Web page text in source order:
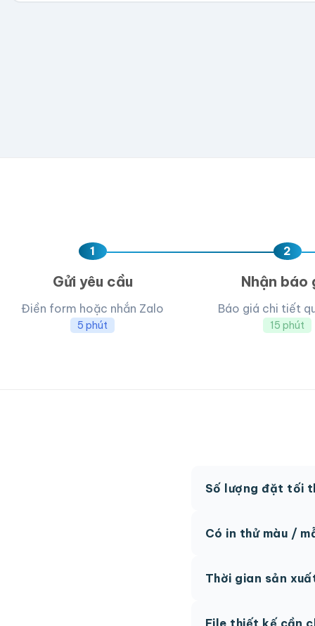
1
Gửi yêu cầu
Điền form hoặc nhắn Zalo
5 phút
2
Nhận báo
Báo giá chi tiết
15 phút
Số lượng đặt tối
Có in thử màu /
thức.
Thời gian sản